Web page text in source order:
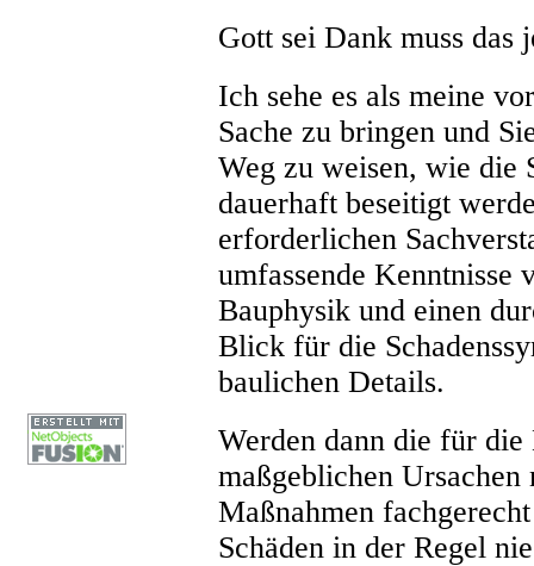
Gott sei Dank muss das
Ich sehe es als meine
Sache zu bringen und
Weg zu weisen, wie die
dauerhaft beseitigt
erforderlichen
umfassende Kenntnisse
Bauphysik und einen
Blick für die
baulichen Details.
Werden dann die für die
maßgeblichen
Maßnahmen
Schäden in der Regel